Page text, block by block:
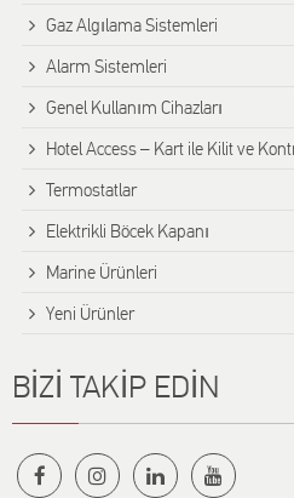
Gaz Algılama Sistemleri
Alarm Sistemleri
Genel Kullanım Cihazları
Hotel Access – Kart ile Kilit ve
Termostatlar
Elektrikli Böcek Kapanı
Marine Ürünleri
Yeni Ürünler
BİZİ TAKİP EDİN